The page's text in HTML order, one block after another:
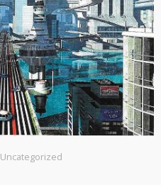
Uncategorized